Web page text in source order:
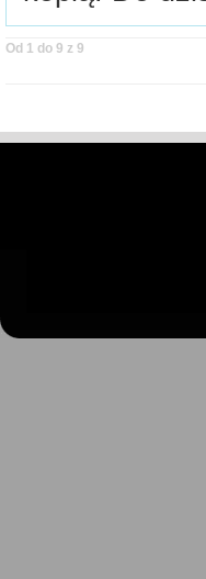
Od 1 do 9 z 9